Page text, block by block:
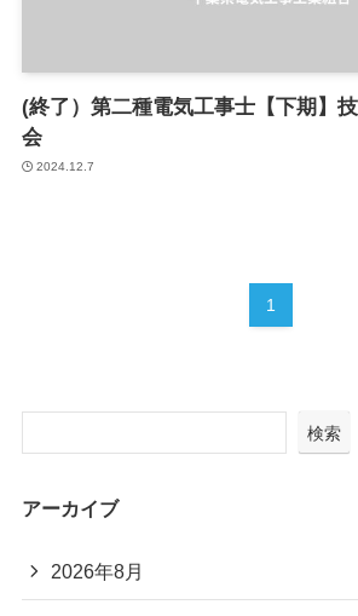
(終了）第二種電気工事士【下期】
会
2024.12.7
1
検索
アーカイブ
2026年8月